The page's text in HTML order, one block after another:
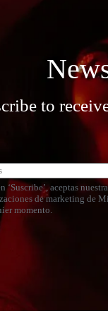
to
‘Suscribe’, aceptas
de marketing de
momento.